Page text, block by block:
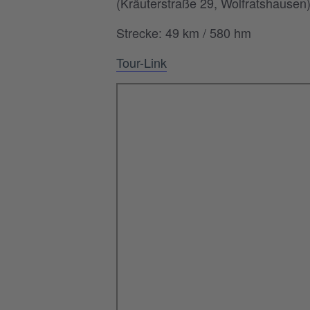
Strecke: 49 km / 580 hm
Tour-Link